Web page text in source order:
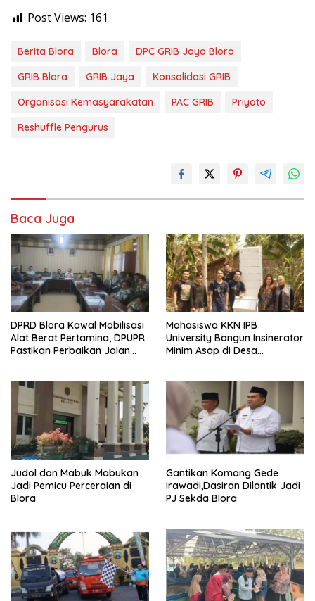
Post Views: 161
Berita Blora Blora
DPC GRIB Jaya Blora
GRIB Blora
GRIB Jaya
Konsolidasi GRIB
Organisasi Kemasyarakatan
PAC GRIB
Priyoto
Reshuffle Pengurus
Baca Juga
DPRD Blora Kawal Mobilisasi
Alat Berat Pertamina, DPUPR
Pastikan Perbaikan Jalan
Perusahaan
Mahasiswa KKN IPB
University Bangun Insinerator
Minim Asap di Desa
Lingkungan ‎
Judol dan Mabuk Mabukan
Jadi Pemicu Perceraian di
Blora
Gantikan Komang Gede
Irawadi,Dasiran Dilantik Jadi
PJ Sekda Blora